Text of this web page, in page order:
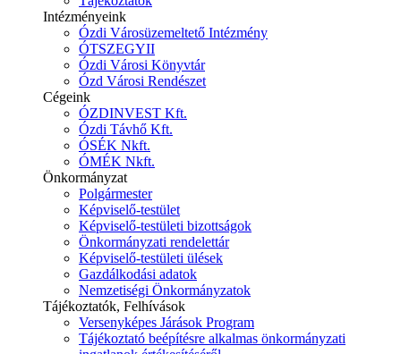
Intézményeink
Ózdi Városüzemeltető Intézmény
ÓTSZEGYII
Ózdi Városi Könyvtár
Ózd Városi Rendészet
Cégeink
ÓZDINVEST Kft.
Ózdi Távhő Kft.
ÓSÉK Nkft.
ÓMÉK Nkft.
Önkormányzat
Polgármester
Képviselő-testület
Képviselő-testületi bizottságok
Önkormányzati rendelettár
Képviselő-testületi ülések
Gazdálkodási adatok
Nemzetiségi Önkormányzatok
Tájékoztatók, Felhívások
Versenyképes Járások Program
Tájékoztató beépítésre alkalmas önkormányzati